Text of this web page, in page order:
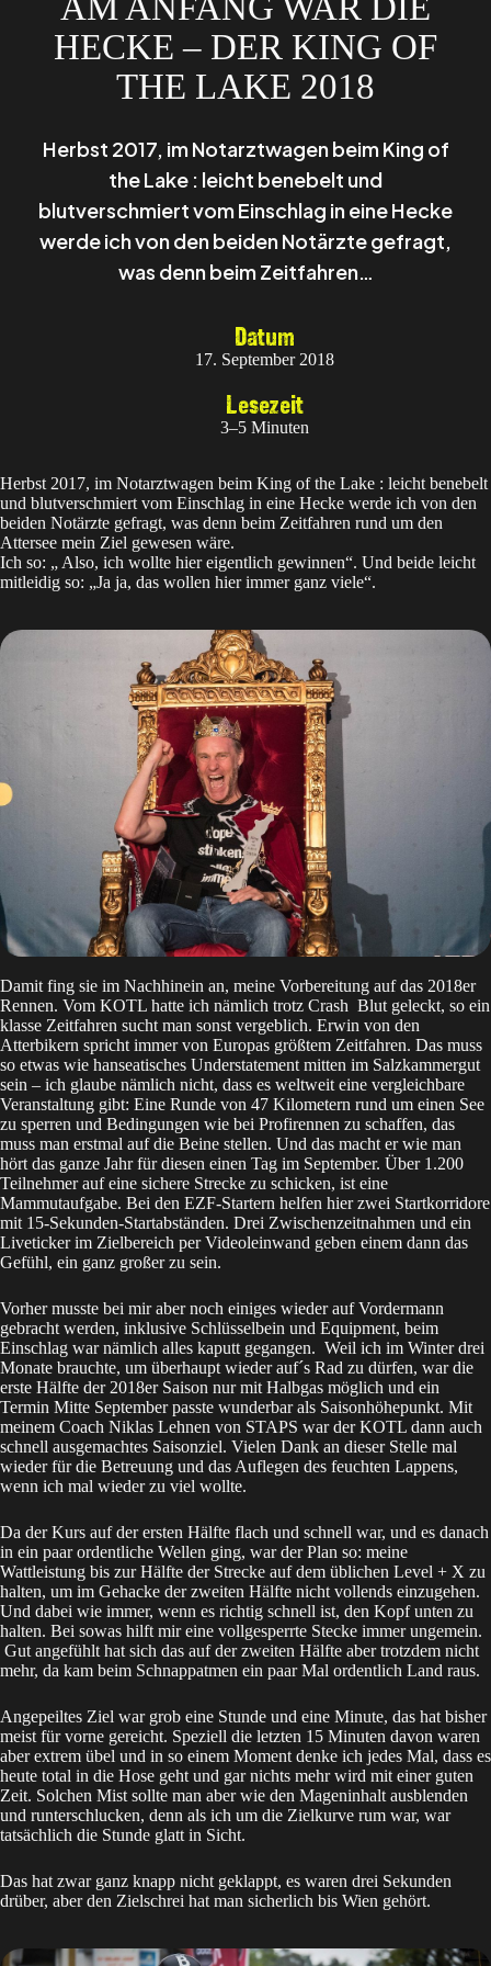
HECKE – DER KING OF
THE LAKE 2018
Herbst 2017, im Notarztwagen beim King of
the Lake : leicht benebelt und
blutverschmiert vom Einschlag in eine Hecke
werde ich von den beiden Notärzte gefragt,
was denn beim Zeitfahren…
Datum
17. September 2018
Lesezeit
3–5 Minuten
Herbst 2017, im Notarztwagen beim King of the Lake : leicht benebelt
und blutverschmiert vom Einschlag in eine Hecke werde ich von den
beiden Notärzte gefragt, was denn beim Zeitfahren rund um den
Attersee mein Ziel gewesen wäre.
Ich so: „ Also, ich wollte hier eigentlich gewinnen“. Und beide leicht
mitleidig so: „Ja ja, das wollen hier immer ganz viele“.
Damit fing sie im Nachhinein an, meine Vorbereitung auf das 2018er
Rennen. Vom KOTL hatte ich nämlich trotz Crash Blut geleckt, so ein
klasse Zeitfahren sucht man sonst vergeblich. Erwin von den
Atterbikern spricht immer von Europas größtem Zeitfahren. Das muss
so etwas wie hanseatisches Understatement mitten im Salzkammergut
sein – ich glaube nämlich nicht, dass es weltweit eine vergleichbare
Veranstaltung gibt: Eine Runde von 47 Kilometern rund um einen See
zu sperren und Bedingungen wie bei Profirennen zu schaffen, das
muss man erstmal auf die Beine stellen. Und das macht er wie man
hört das ganze Jahr für diesen einen Tag im September. Über 1.200
Teilnehmer auf eine sichere Strecke zu schicken, ist eine
Mammutaufgabe. Bei den EZF-Startern helfen hier zwei Startkorridore
mit 15-Sekunden-Startabständen. Drei Zwischenzeitnahmen und ein
Liveticker im Zielbereich per Videoleinwand geben einem dann das
Gefühl, ein ganz großer zu sein.
Vorher musste bei mir aber noch einiges wieder auf Vordermann
gebracht werden, inklusive Schlüsselbein und Equipment, beim
Einschlag war nämlich alles kaputt gegangen. Weil ich im Winter drei
Monate brauchte, um überhaupt wieder auf´s Rad zu dürfen, war die
erste Hälfte der 2018er Saison nur mit Halbgas möglich und ein
Termin Mitte September passte wunderbar als Saisonhöhepunkt. Mit
meinem Coach Niklas Lehnen von STAPS war der KOTL dann auch
schnell ausgemachtes Saisonziel. Vielen Dank an dieser Stelle mal
wieder für die Betreuung und das Auflegen des feuchten Lappens,
wenn ich mal wieder zu viel wollte.
Da der Kurs auf der ersten Hälfte flach und schnell war, und es danach
in ein paar ordentliche Wellen ging, war der Plan so: meine
Wattleistung bis zur Hälfte der Strecke auf dem üblichen Level + X zu
halten, um im Gehacke der zweiten Hälfte nicht vollends einzugehen.
Und dabei wie immer, wenn es richtig schnell ist, den Kopf unten zu
halten. Bei sowas hilft mir eine vollgesperrte Stecke immer ungemein.
Gut angefühlt hat sich das auf der zweiten Hälfte aber trotzdem nicht
mehr, da kam beim Schnappatmen ein paar Mal ordentlich Land raus.
Angepeiltes Ziel war grob eine Stunde und eine Minute, das hat bisher
meist für vorne gereicht. Speziell die letzten 15 Minuten davon waren
aber extrem übel und in so einem Moment denke ich jedes Mal, dass es
heute total in die Hose geht und gar nichts mehr wird mit einer guten
Zeit. Solchen Mist sollte man aber wie den Mageninhalt ausblenden
und runterschlucken, denn als ich um die Zielkurve rum war, war
tatsächlich die Stunde glatt in Sicht.
Das hat zwar ganz knapp nicht geklappt, es waren drei Sekunden
drüber, aber den Zielschrei hat man sicherlich bis Wien gehört.